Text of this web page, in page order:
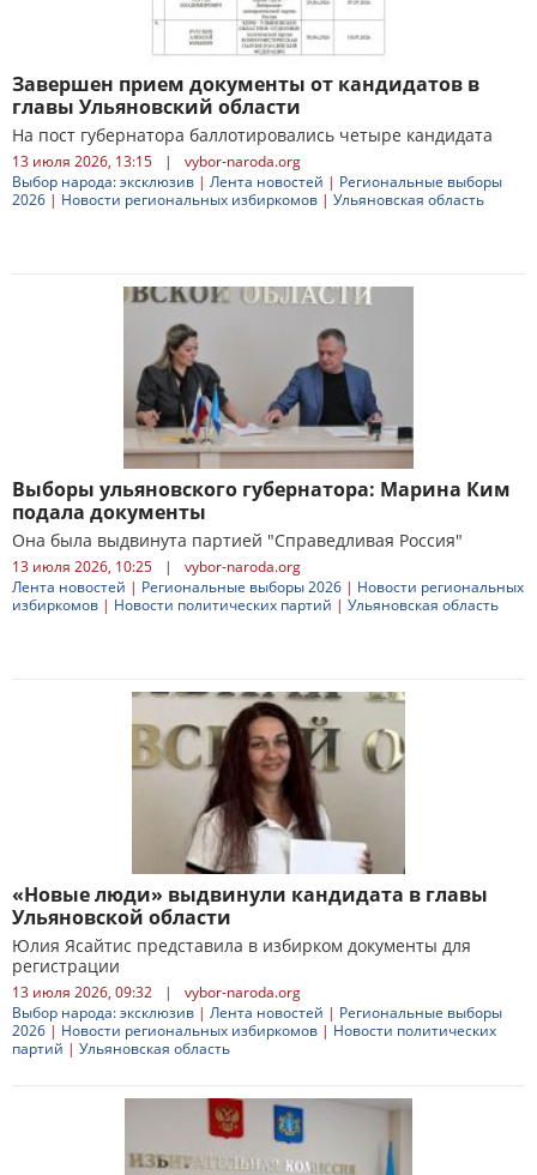
Завершен прием документы от кандидатов в
главы Ульяновский области
На пост губернатора баллотировались четыре кандидата
13 июля 2026, 13:15 |
vybor-naroda.org
Выбор народа: эксклюзив | Лента новостей | Региональные выборы
2026 | Новости региональных избиркомов | Ульяновская область
Выборы ульяновского губернатора: Марина Ким
подала документы
Она была выдвинута партией "Справедливая Россия"
13 июля 2026, 10:25 |
vybor-naroda.org
Лента новостей | Региональные выборы 2026 | Новости региональных
избиркомов | Новости политических партий | Ульяновская область
«Новые люди» выдвинули кандидата в главы
Ульяновской области
Юлия Ясайтис представила в избирком документы для
регистрации
13 июля 2026, 09:32 |
vybor-naroda.org
Выбор народа: эксклюзив | Лента новостей | Региональные выборы
2026 | Новости региональных избиркомов | Новости политических
партий | Ульяновская область